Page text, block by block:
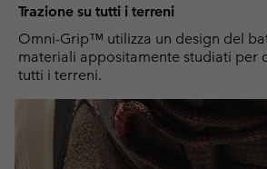
Trazione su tutti i terreni
Omni-Grip™ utilizza un design del
materiali appositamente studiati per
tutti i terreni.